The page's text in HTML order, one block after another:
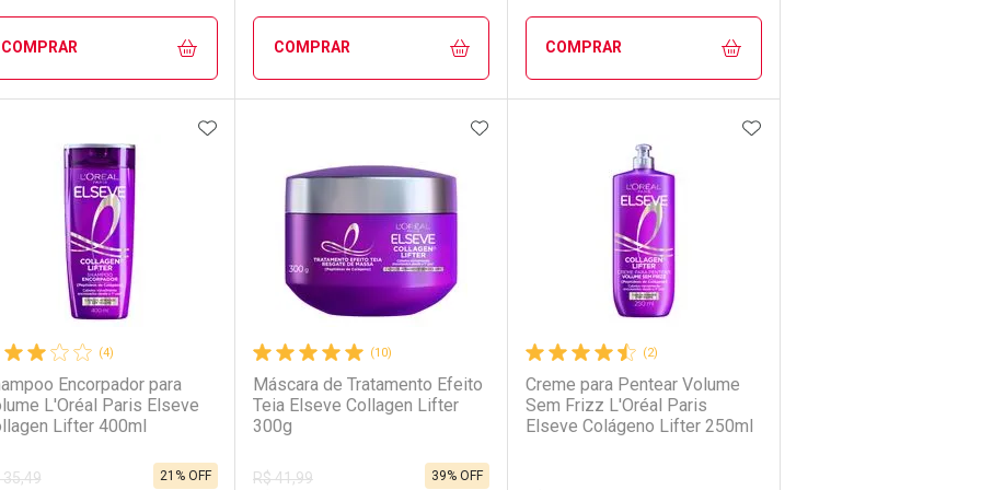
COMPRAR
FECHAR
FECHAR
Menos
COMPRAR
FECHAR
Laboratório
FECHAR
Por Menos
COMPRAR
FECHAR
Laboratório
FECHAR
Por Menos
(4)
Encorpador para
L'Oréal Paris Elseve
Lifter 400ml
35,49
21% OFF
ADICIONAR AOS FAVORITOS
(10)
Máscara de Tratamento Efeito
Teia Elseve Collagen Lifter
300g
R$ 41,99
39% OFF
ADICIONAR AOS FAVORITOS
(2)
Creme para Pentear Volume
Sem Frizz L'Oréal Paris
Elseve Colágeno Lifter 250ml
ADICIONAR AOS